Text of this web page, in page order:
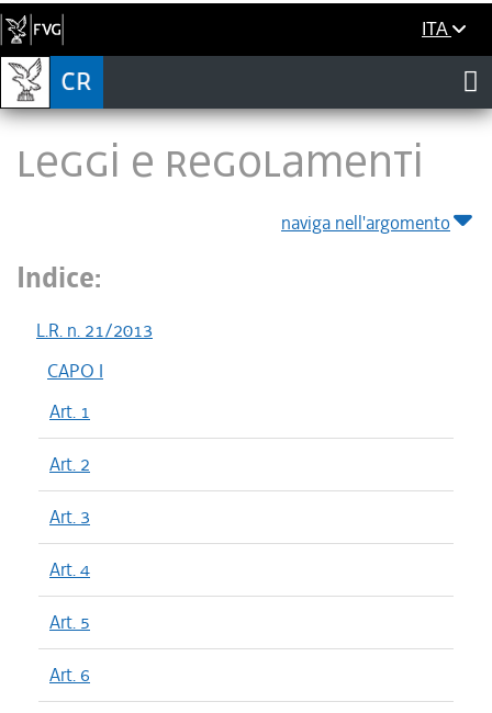
ITA
LEGGI E REGOLAMENTI
naviga nell'argomento
Indice:
L.R. n. 21/2013
CAPO I
Art. 1
Art. 2
Art. 3
Art. 4
Art. 5
Art. 6